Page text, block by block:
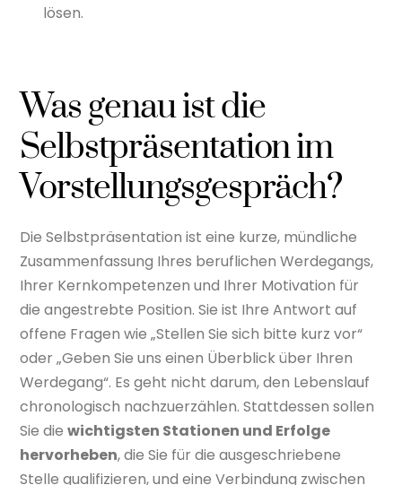
lösen.
Was genau ist die
Selbstpräsentation im
Vorstellungsgespräch?
Die Selbstpräsentation ist eine kurze, mündliche
Zusammenfassung Ihres beruflichen Werdegangs,
Ihrer Kernkompetenzen und Ihrer Motivation für
die angestrebte Position. Sie ist Ihre Antwort auf
offene Fragen wie „Stellen Sie sich bitte kurz vor“
oder „Geben Sie uns einen Überblick über Ihren
Werdegang“. Es geht nicht darum, den Lebenslauf
chronologisch nachzuerzählen. Stattdessen sollen
Sie diewichtigsten Stationen und Erfolge
hervorheben, die Sie für die ausgeschriebene
Stelle qualifizieren, und eine Verbindung zwischen